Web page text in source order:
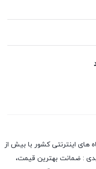
های اینترنتی کشور با بیش از
: ضمانت بهترین قیمت،